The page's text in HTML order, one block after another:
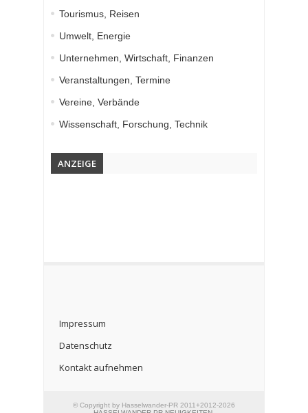
Tourismus, Reisen
Umwelt, Energie
Unternehmen, Wirtschaft, Finanzen
Veranstaltungen, Termine
Vereine, Verbände
Wissenschaft, Forschung, Technik
ANZEIGE
Impressum
Datenschutz
Kontakt aufnehmen
© Copyright by Hasselwander-PR 2011+2012-2026